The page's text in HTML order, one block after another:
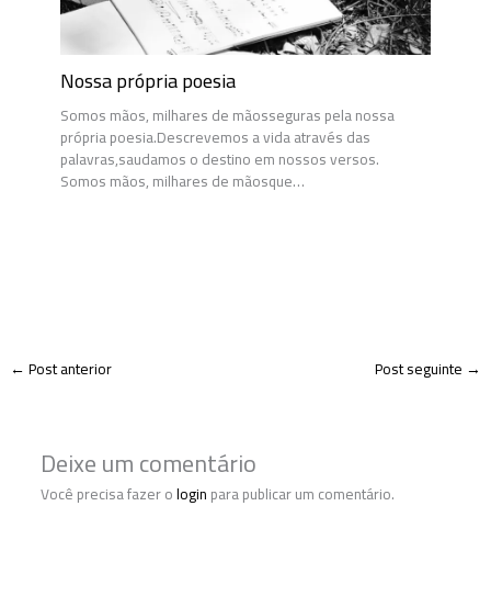
Nossa própria poesia
Somos mãos, milhares de mãosseguras pela nossa
própria poesia.Descrevemos a vida através das
palavras,saudamos o destino em nossos versos.
Somos mãos, milhares de mãosque…
←Post anterior Post seguinte →
Deixe um comentário
Você precisa fazer ologinpara publicar um comentário.